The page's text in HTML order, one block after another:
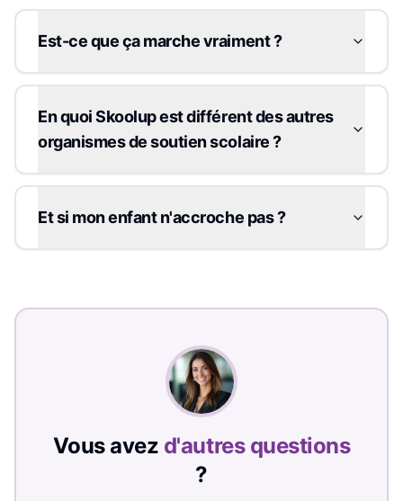
Est-ce que ça marche vraiment ?
En quoi Skoolup est différent des autres
organismes de soutien scolaire ?
Et si mon enfant n'accroche pas ?
Vous avez d'autres questions
?